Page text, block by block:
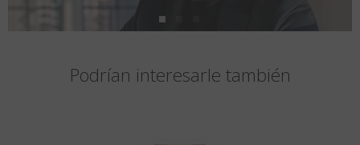
Podrían interesarle también